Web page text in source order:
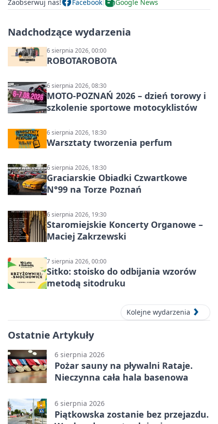
Zaobserwuj nas! Facebook Google News
Nadchodzące wydarzenia
6 sierpnia 2026, 00:00
ROBOTAROBOTA
6 sierpnia 2026, 08:30
MOTO-POZNAŃ 2026 – dzień torowy i
szkolenie sportowe motocyklistów
6 sierpnia 2026, 18:30
Warsztaty tworzenia perfum
6 sierpnia 2026, 18:30
Graciarskie Obiadki Czwartkowe
N°99 na Torze Poznań
6 sierpnia 2026, 19:30
Staromiejskie Koncerty Organowe –
Maciej Zakrzewski
7 sierpnia 2026, 00:00
Sitko: stoisko do odbijania wzorów
metodą sitodruku
Kolejne wydarzenia
Ostatnie Artykuły
6 sierpnia 2026
Pożar sauny na pływalni Rataje.
Nieczynna cała hala basenowa
6 sierpnia 2026
Piątkowska zostanie bez przejazdu.